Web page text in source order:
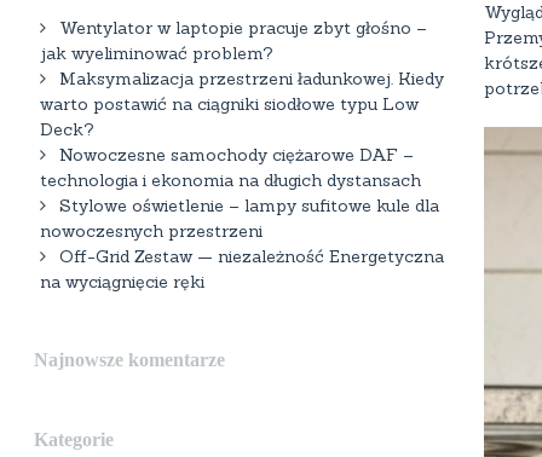
Wentylator w laptopie pracuje zbyt głośno –
jak wyeliminować problem?
Maksymalizacja przestrzeni ładunkowej. Kiedy
warto postawić na ciągniki siodłowe typu Low
Deck?
Nowoczesne samochody ciężarowe DAF –
technologia i ekonomia na długich dystansach
Stylowe oświetlenie – lampy sufitowe kule dla
nowoczesnych przestrzeni
Off-Grid Zestaw — niezależność Energetyczna
na wyciągnięcie ręki
Najnowsze komentarze
Kategorie